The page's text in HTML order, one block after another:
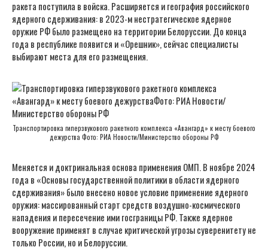
ракета поступила в войска. Расширяется и география российского
ядерного сдерживания: в 2023-м нестратегическое ядерное
оружие РФ было размещено на территории Белоруссии. До конца
года в республике появится и «Орешник», сейчас специалисты
выбирают места для его размещения.
Транспортировка гиперзвукового ракетного комплекса «Авангард» к месту боевого
дежурства Фото: РИА Новости/Министерство обороны РФ
Меняется и доктринальная основа применения ОМП. В ноябре 2024
года в «Основы государственной политики в области ядерного
сдерживания» было внесено новое условие применение ядерного
оружия: массированный старт средств воздушно-космического
нападения и пересечение ими госграницы РФ. Также ядерное
вооружение применят в случае критической угрозы суверенитету не
только России, но и Белоруссии.